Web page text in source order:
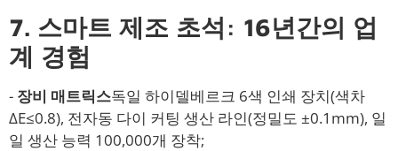
7. 스마트 제조 초석: 16년간의 업
계 경험
- 장비 매트릭스독일 하이델베르크 6색 인쇄 장치(색차
ΔE≤0.8), 전자동 다이 커팅 생산 라인(정밀도 ±0.1mm), 일
일 생산 능력 100,000개 장착;